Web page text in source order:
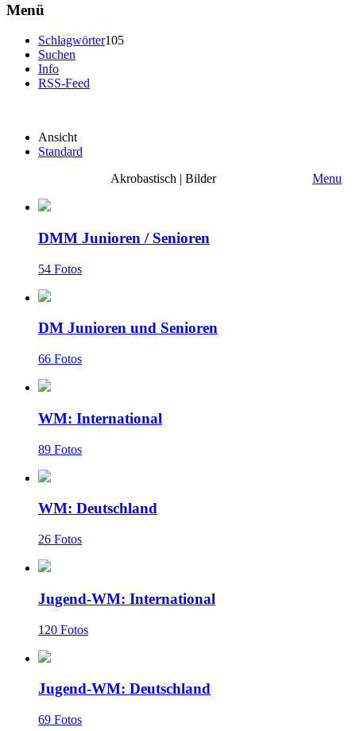
Menü
Schlagwörter105
Suchen
Info
RSS-Feed
Ansicht
Standard
Akrobastisch | Bilder
Menu
DMM Junioren / Senioren
54 Fotos
DM Junioren und Senioren
66 Fotos
WM: International
89 Fotos
WM: Deutschland
26 Fotos
Jugend-WM: International
120 Fotos
Jugend-WM: Deutschland
69 Fotos